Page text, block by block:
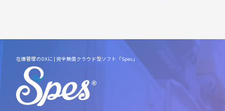
在庫管理のDXに | 完全無償クラウド型ソフト「Spes」